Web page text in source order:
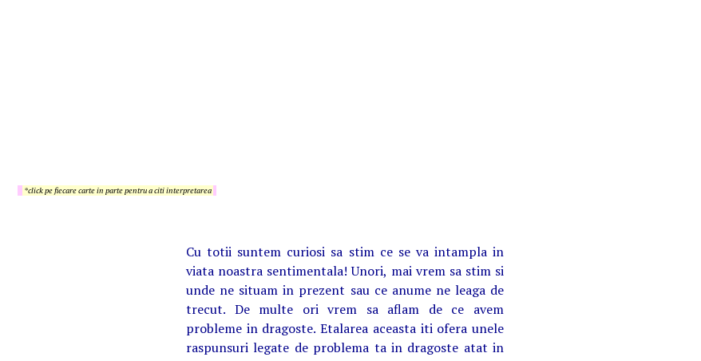
*click pe fiecare carte in parte pentru a citi interpretarea
Cu totii suntem curiosi sa stim ce se va intampla in
viata noastra sentimentala! Unori, mai vrem sa stim si
unde ne situam in prezent sau ce anume ne leaga de
trecut. De multe ori vrem sa aflam de ce avem
probleme in dragoste. Etalarea aceasta iti ofera unele
raspunsuri legate de problema ta in dragoste atat in